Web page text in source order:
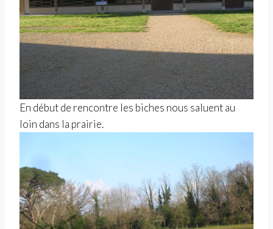
En début de rencontre les biches nous saluent au
loin dans la prairie.